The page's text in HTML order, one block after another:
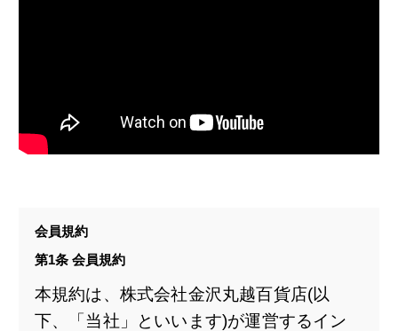
会員規約
第1条 会員規約
本規約は、株式会社金沢丸越百貨店(以
下、「当社」といいます)が運営するイン